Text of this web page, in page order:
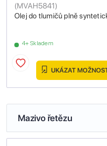
Olej do tlumičů plně
(MVAH5841)
4+ Skladem
UKÁZAT
Mazivo řetězu